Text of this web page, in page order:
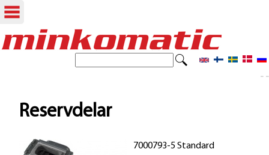
Hoppa
S
k
- -
Reservdelar
7000793-5 Standard